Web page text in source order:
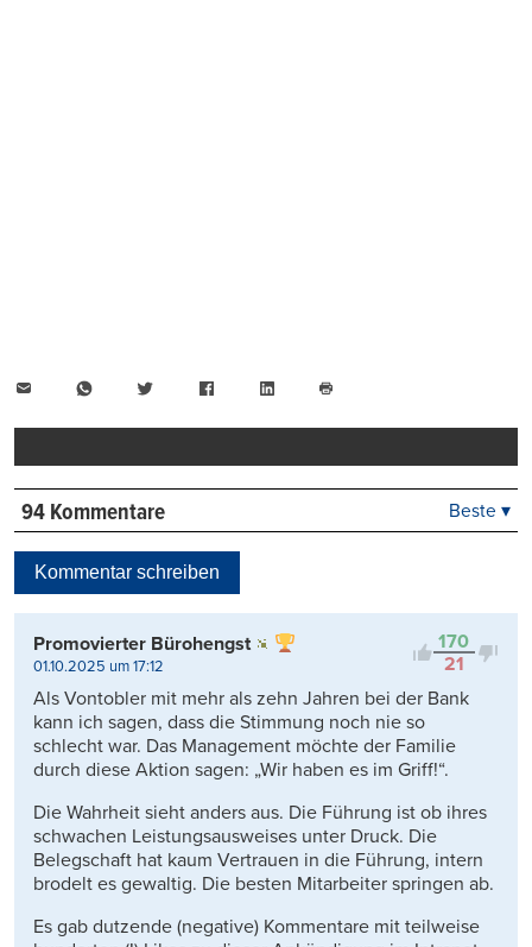
WhatsAppTwitter FacebookLinkedIn
drucken
94 Kommentare
Kontrovers
Beste ▾
Kommentar schreiben
170
21
Promovierter Bürohengst
01.10.2025 um 17:12
Als Vontobler mit mehr als zehn Jahren bei der Bank
kann ich sagen, dass die Stimmung noch nie so
schlecht war. Das Management möchte der Familie
durch diese Aktion sagen: „Wir haben es im Griff!“.
Die Wahrheit sieht anders aus. Die Führung ist ob ihres
schwachen Leistungsausweises unter Druck. Die
Belegschaft hat kaum Vertrauen in die Führung, intern
brodelt es gewaltig. Die besten Mitarbeiter springen ab.
Es gab dutzende (negative) Kommentare mit teilweise